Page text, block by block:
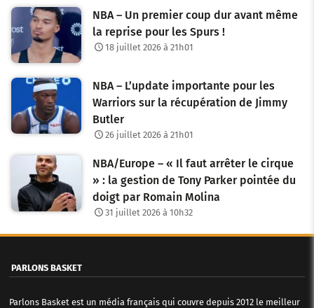
NBA – Un premier coup dur avant même
la reprise pour les Spurs !
18 juillet 2026 à 21h01
NBA – L’update importante pour les
Warriors sur la récupération de Jimmy
Butler
26 juillet 2026 à 21h01
NBA/Europe – « Il faut arrêter le cirque
» : la gestion de Tony Parker pointée du
doigt par Romain Molina
31 juillet 2026 à 10h32
PARLONS BASKET
Parlons Basket est un média français qui couvre depuis 2012 le meilleur